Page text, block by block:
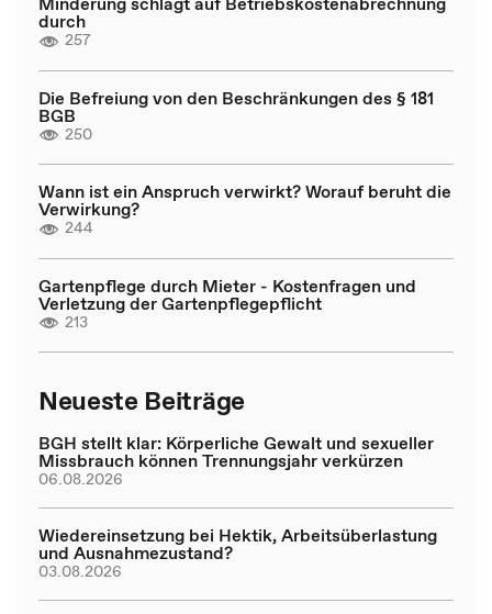
durch
257
Die Befreiung von den Beschränkungen des § 181
BGB
250
Wann ist ein Anspruch verwirkt? Worauf beruht die
Verwirkung?
244
Gartenpflege durch Mieter - Kostenfragen und
Verletzung der Gartenpflegepflicht
213
Neueste Beiträge
BGH stellt klar: Körperliche Gewalt und sexueller
Missbrauch können Trennungsjahr verkürzen
06.08.2026
Wiedereinsetzung bei Hektik, Arbeitsüberlastung
und Ausnahmezustand?
03.08.2026